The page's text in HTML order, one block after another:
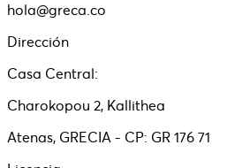
hola@greca.co
Dirección
Casa Central:
Charokopou 2, Kallithea
Atenas, GRECIA - CP: GR 176 71